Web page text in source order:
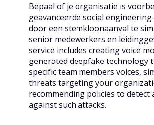
Bepaal of je organisatie is
geavanceerde social
door een stemkloonaanval te
senior medewerkers en
service includes creating voice
generated deepfake technology
specific team members voices,
threats targeting your
recommending policies to detect
against such attacks.